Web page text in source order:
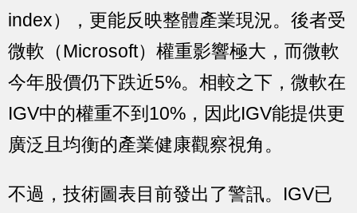
index），更能反映整體產業現況。後者受
微軟（Microsoft）權重影響極大，而微軟
今年股價仍下跌近5%。相較之下，微軟在
IGV中的權重不到10%，因此IGV能提供更
廣泛且均衡的產業健康觀察視角。
不過，技術圖表目前發出了警訊。IGV已